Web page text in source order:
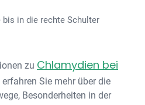
bis in die rechte Schulter
zu Chlamydien bei
Sie mehr über die
Besonderheiten in der